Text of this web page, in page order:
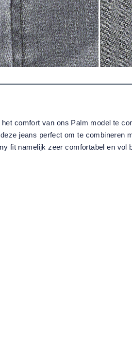
comfort van ons Palm model te
jeans perfect om te combineren
fit namelijk zeer comfortabel en vol